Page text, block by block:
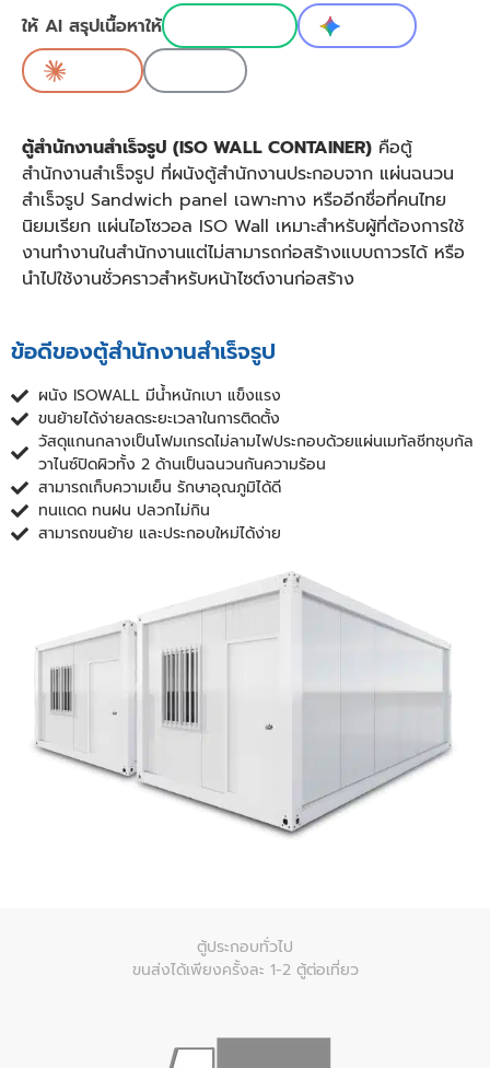
ให้ AI สรุปเนื้อหาให้
Claude
ตู้สำนักงานสำเร็จรูป (ISO WALL CONTAINER) คือตู้
สำนักงานสำเร็จรูป ที่ผนังตู้สำนักงานประกอบจาก แผ่นฉนวน
สำเร็จรูป Sandwich panel เฉพาะทาง หรืออีกชื่อที่คนไทย
นิยมเรียก แผ่นไอโซวอล ISO Wall เหมาะสำหรับผู้ที่ต้องการใช้
งานทำงานในสำนักงานแต่ไม่สามารถก่อสร้างแบบถาวรได้ หรือ
นำไปใช้งานชั่วคราวสำหรับหน้าไซต์งานก่อสร้าง
ข้อดีของตู้สำนักงานสำเร็จรูป
ผนัง ISOWALL มีน้ำหนักเบา แข็งแรง
ขนย้ายได้ง่ายลดระยะเวลาในการติดตั้ง
วัสดุแกนกลางเป็นโฟมเกรดไม่ลามไฟประกอบด้วยแผ่นเมทัลชีทชุบกัล
วาไนซ์ปิดผิวทั้ง 2 ด้านเป็นฉนวนกันความร้อน
สามารถเก็บความเย็น รักษาอุณภูมิได้ดี
ทนเเดด ทนฝน ปลวกไม่กิน
สามารถขนย้าย และประกอบใหม่ได้ง่าย
ตู้ประกอบทั่วไป
ขนส่งได้เพียงครั้งละ 1-2 ตู้ต่อเที่ยว